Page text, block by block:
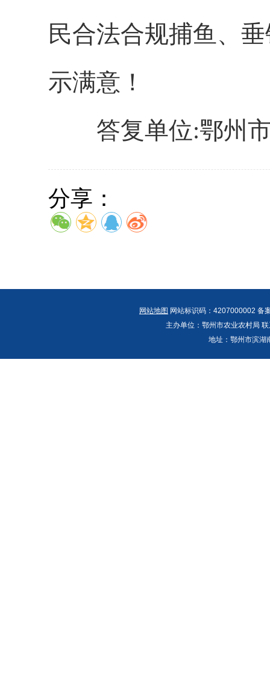
民合法合规捕鱼、
示满意！
答复单位:鄂州
分享：
网站地图 网站标识码：4207000002
主办单位：鄂州市农业农村局
地址：鄂州市滨湖